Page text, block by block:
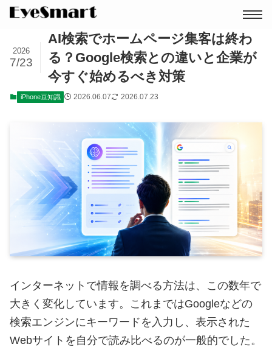
AI検索でホームページ集客は終わ
る？Google検索との違いと企業が
今すぐ始めるべき対策
2026
7/23
iPhone豆知識 2026.06.07 2026.07.23
インターネットで情報を調べる方法は、この数年で
大きく変化しています。これまではGoogleなどの
検索エンジンにキーワードを入力し、表示された
Webサイトを自分で読み比べるのが一般的でした。